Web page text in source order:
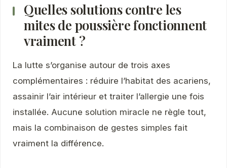
Quelles solutions contre les
mites de poussière fonctionnent
vraiment ?
La lutte s’organise autour de trois axes
complémentaires : réduire l’habitat des acariens,
assainir l’air intérieur et traiter l’allergie une fois
installée. Aucune solution miracle ne règle tout,
mais la combinaison de gestes simples fait
vraiment la différence.